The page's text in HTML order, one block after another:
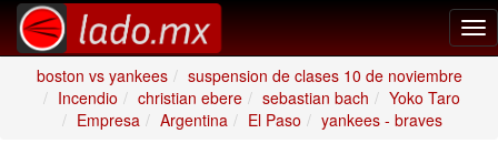
boston vs yankees
suspension de clases 10 de noviembre
Incendio
christian ebere sebastian bach
Yoko Taro
Empresa
Argentina El Paso yankees - braves